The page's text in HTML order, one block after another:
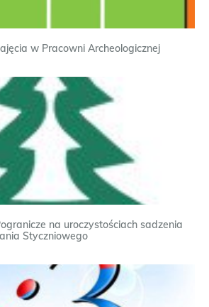
w Pracowni Archeologicznej
na uroczystościach sadzenia
Styczniowego